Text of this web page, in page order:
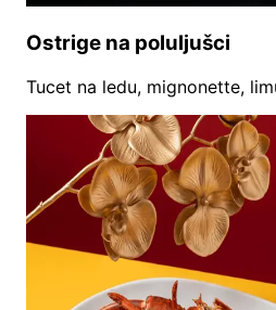
Ostrige na poluljušci
Tucet na ledu, mignonette,